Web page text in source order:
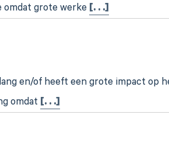
omdat grote werke [. . .]
en/of heeft een grote impact op
omdat [. . .]